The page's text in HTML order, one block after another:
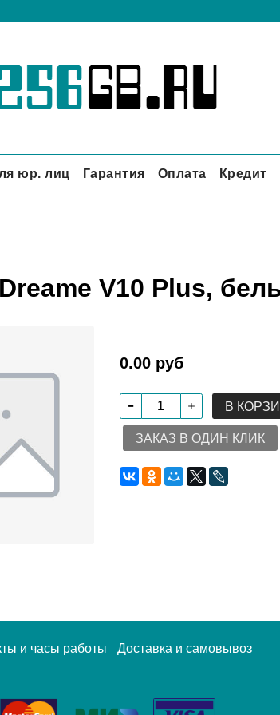
юр. лиц Гарантия Оплата Кредит
V10 Plus,
0.00 руб
В
ЗАКАЗ В ОДИН КЛИК
и часы работы Доставка и самовывоз